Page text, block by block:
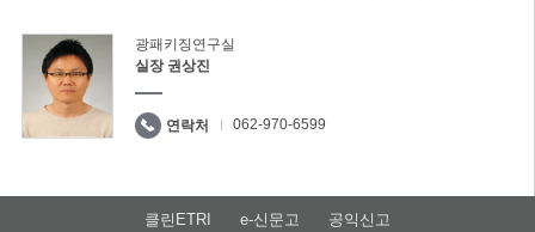
광패키징연구실
실장 권상진
연락처 062-970-6599
클린ETRI e-신문고 공익신고